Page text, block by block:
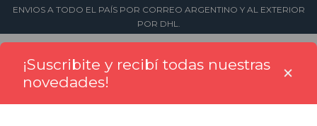
ENVIOS A TODO EL PAÍS POR CORREO ARGENTINO Y AL EXTERIOR
POR DHL.
¡Suscribite y recibí todas nuestras
novedades!
×